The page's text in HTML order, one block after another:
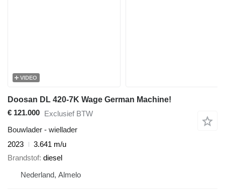
VIDEO
Doosan DL 420-7K Wage German Machine!
€ 121.000 Exclusief BTW
Bouwlader - wiellader
2023
3.641 m/u
Brandstof diesel
Nederland, Almelo